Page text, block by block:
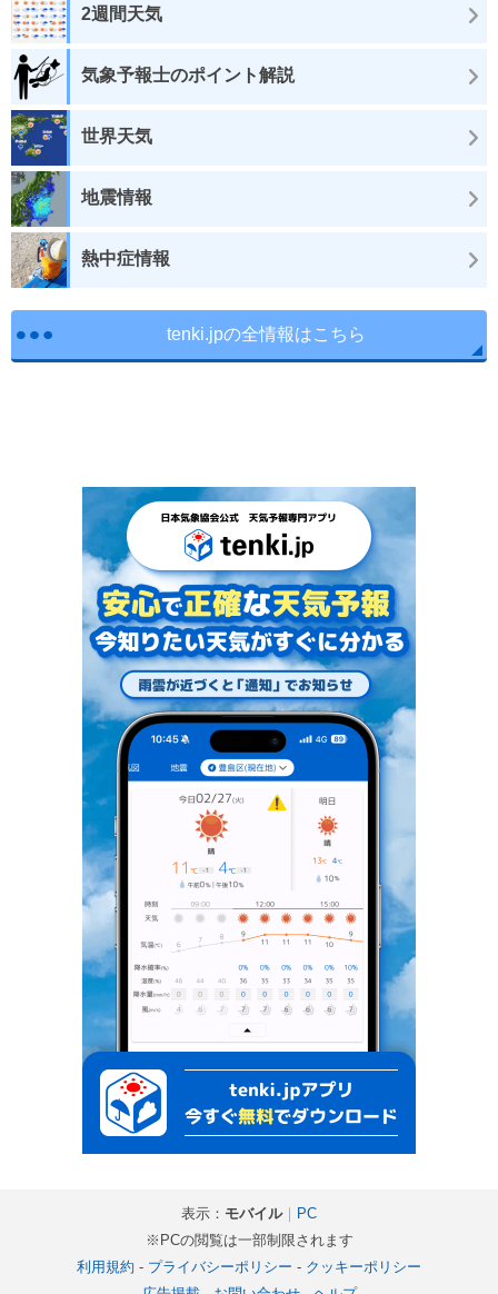
2週間天気
気象予報士のポイント解説
世界天気
地震情報
熱中症情報
tenki.jpの全情報はこちら
表示： モバイル｜ PC
※PCの閲覧は一部制限されます
利用規約 - プライバシーポリシー - クッキーポリシー